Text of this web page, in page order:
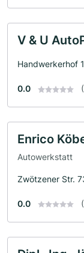
V & U
Handwerkerhof
0.0
Enrico
Autowerkstatt
Zwötzener Str.
0.0